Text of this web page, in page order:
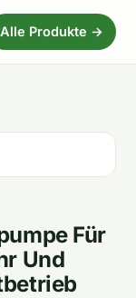
Alle Produkte →
Für
Und